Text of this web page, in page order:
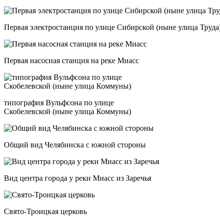
Первая электростанция по улице Сибирской (ныне улица
Первая насосная станция на реке Миасс
типография Вульфсона по улице
Скобелевской (ныне улица Коммуны)
Общий вид Челябинска с южной стороны
Вид центра города у реки Миасс из Заречья
Свято-Троицкая церковь